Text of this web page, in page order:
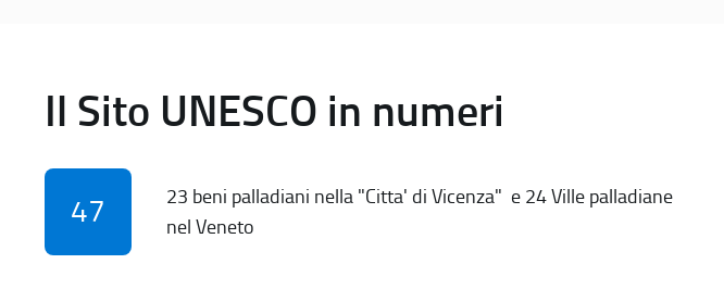
Il Sito UNESCO in numeri
47
23 beni palladiani nella "Citta' di Vicenza" e 24 Ville palladiane
nel Veneto